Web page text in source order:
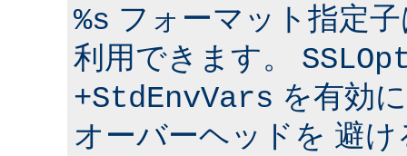
%s フォーマット指定
利用できます。
+StdEnvVars を有効
オーバーヘッドを 避け